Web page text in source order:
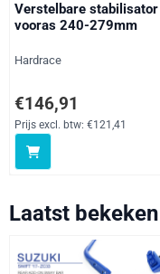
Verstelbare
vooras 240-279mm
Merk:
Hardrace
Prijs: 146,91, exclusief
€146,91
Prijs excl. btw: €121,41
Laatst